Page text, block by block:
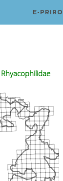
E-
Rhyacophilidae